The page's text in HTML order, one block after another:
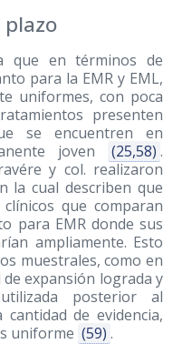
que en términos de
para la EMR y EML,
uniformes, con poca
presenten
se encuentren en
joven
(25,58) .
y col. realizaron
la cual describen que
que comparan
para EMR donde sus
ampliamente. Esto
muestrales, como en
expansión lograda y
posterior al
de evidencia,
uniforme (59) .